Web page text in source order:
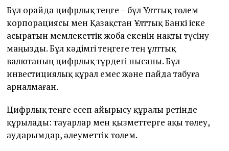
Бұл орайда цифрлық теңге – бұл Ұлттық төлем
корпорациясы мен Қазақстан Ұлттық Банкі іске
асыратын мемлекеттік жоба екенін нақты түсіну
маңызды. Бұл кәдімгі теңгеге тең ұлттық
валютаның цифрлық түрдегі нысаны. Бұл
инвестициялық құрал емес және пайда табуға
арналмаған.
Цифрлық теңге есеп айырысу құралы ретінде
құрылады: тауарлар мен қызметтерге ақы төлеу,
аударымдар, әлеуметтік төлем.